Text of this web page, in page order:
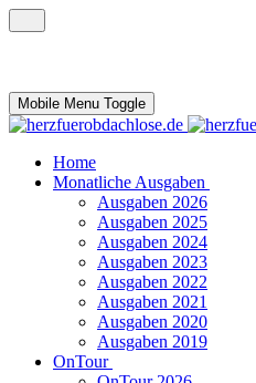
Mobile Menu Toggle
Home
Monatliche Ausgaben
Ausgaben 2026
Ausgaben 2025
Ausgaben 2024
Ausgaben 2023
Ausgaben 2022
Ausgaben 2021
Ausgaben 2020
Ausgaben 2019
OnTour